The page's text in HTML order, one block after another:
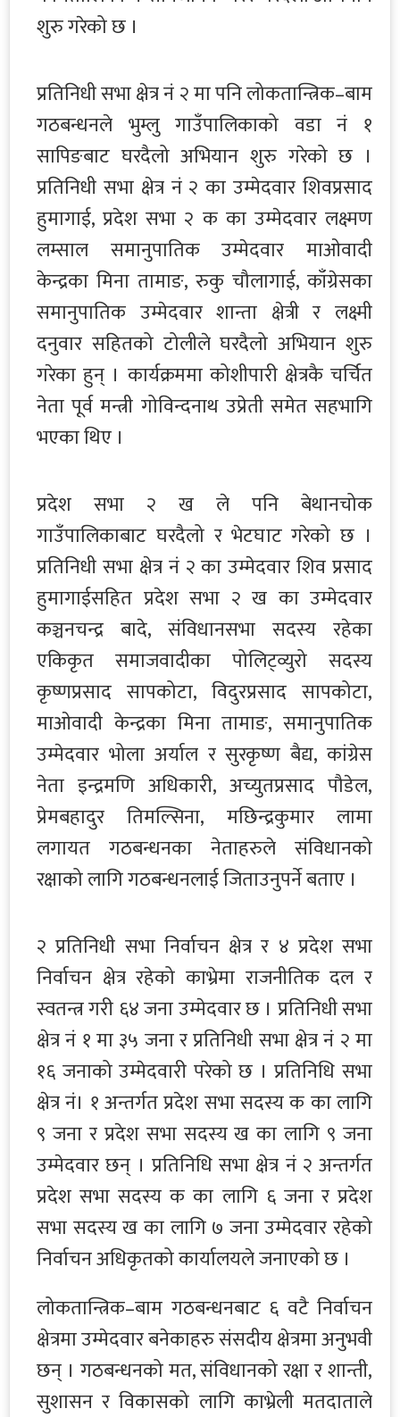
शुरु गरेको छ ।
प्रतिनिधी सभा क्षेत्र नं २ मा पनि लोकतान्त्रिक–बाम
गठबन्धनले भुम्लु गाउँपालिकाको वडा नं १
सापिङबाट घरदैलो अभियान शुरु गरेको छ ।
प्रतिनिधी सभा क्षेत्र नं २ का उम्मेदवार शिवप्रसाद
हुमागाई, प्रदेश सभा २ क का उम्मेदवार लक्ष्मण
लम्साल समानुपातिक उम्मेदवार माओवादी
केन्द्रका मिना तामाङ, रुकु चौलागाई, काँग्रेसका
समानुपातिक उम्मेदवार शान्ता क्षेत्री र लक्ष्मी
दनुवार सहितको टोलीले घरदैलो अभियान शुरु
गरेका हुन् । कार्यक्रममा कोशीपारी क्षेत्रकै चर्चित
नेता पूर्व मन्त्री गोविन्दनाथ उप्रेती समेत सहभागि
भएका थिए ।
प्रदेश सभा २ ख ले पनि बेथानचोक
गाउँपालिकाबाट घरदैलो र भेटघाट गरेको छ ।
प्रतिनिधी सभा क्षेत्र नं २ का उम्मेदवार शिव प्रसाद
हुमागाईसहित प्रदेश सभा २ ख का उम्मेदवार
कञ्चनचन्द्र बादे, संविधानसभा सदस्य रहेका
एकिकृत समाजवादीका पोलिट्व्युरो सदस्य
कृष्णप्रसाद सापकोटा, विदुरप्रसाद सापकोटा,
माओवादी केन्द्रका मिना तामाङ, समानुपातिक
उम्मेदवार भोला अर्याल र सुरकृष्ण बैद्य, कांग्रेस
नेता इन्द्रमणि अधिकारी, अच्युतप्रसाद पौडेल,
प्रेमबहादुर तिमल्सिना, मछिन्द्रकुमार लामा
लगायत गठबन्धनका नेताहरुले संविधानको
रक्षाको लागि गठबन्धनलाई जिताउनुपर्ने बताए ।
२ प्रतिनिधी सभा निर्वाचन क्षेत्र र ४ प्रदेश सभा
निर्वाचन क्षेत्र रहेको काभ्रेमा राजनीतिक दल र
स्वतन्त्र गरी ६४ जना उम्मेदवार छ । प्रतिनिधी सभा
क्षेत्र नं १ मा ३५ जना र प्रतिनिधी सभा क्षेत्र नं २ मा
१६ जनाको उम्मेदवारी परेको छ । प्रतिनिधि सभा
क्षेत्र नं। १ अन्तर्गत प्रदेश सभा सदस्य क का लागि
९ जना र प्रदेश सभा सदस्य ख का लागि ९ जना
उम्मेदवार छन् । प्रतिनिधि सभा क्षेत्र नं २ अन्तर्गत
प्रदेश सभा सदस्य क का लागि ६ जना र प्रदेश
सभा सदस्य ख का लागि ७ जना उम्मेदवार रहेको
निर्वाचन अधिकृतको कार्यालयले जनाएको छ ।
लोकतान्त्रिक–बाम गठबन्धनबाट ६ वटै निर्वाचन
क्षेत्रमा उम्मेदवार बनेकाहरु संसदीय क्षेत्रमा अनुभवी
छन् । गठबन्धनको मत, संविधानको रक्षा र शान्ती,
सुशासन र विकासको लागि काभ्रेली मतदाताले